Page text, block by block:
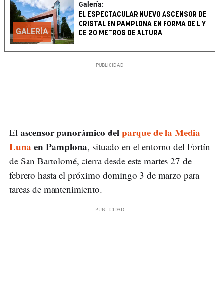
GALERÍA
Galería:
EL ESPECTACULAR NUEVO ASCENSOR DE
CRISTAL EN PAMPLONA EN FORMA DE L Y
DE 20 METROS DE ALTURA
El ascensor panorámico delparque de la Media
Luna en Pamplona, situado en el entorno del Fortín
de San Bartolomé, cierra desde este martes 27 de
febrero hasta el próximo domingo 3 de marzo para
tareas de mantenimiento.